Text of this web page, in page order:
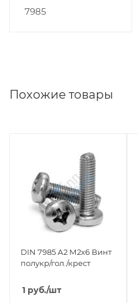
7985
Похожие товары
DIN 7985 А2 М2х6 Винт
полукр/гол./крест
1 руб./шт